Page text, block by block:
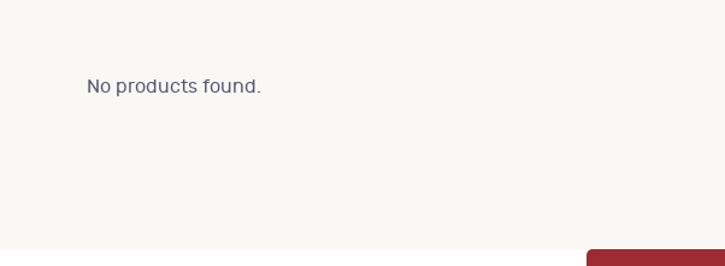
No products found.